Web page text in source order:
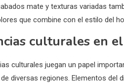
mate y texturas variadas
que combine con el estilo del
culturales en
culturales juegan un papel
diversas regiones. Elementos del